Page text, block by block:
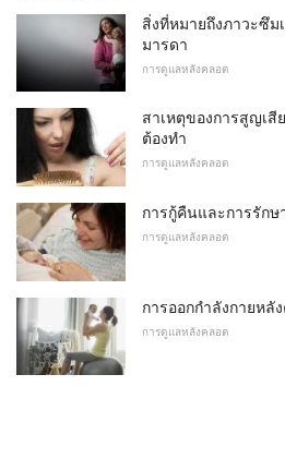
สิ่งที่หมายถึงภาวะซึม
มารดา
การดูแลหลังคลอด
สาเหตุของการสูญเ
ต้องทำ
การดูแลหลังคลอด
การกู้คืนและการรักษ
การดูแลหลังคลอด
การออกกำลังกายหลั
การดูแลหลังคลอด